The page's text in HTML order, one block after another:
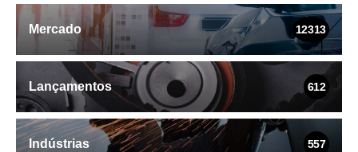
Mercado 12313
Lançamentos 612
Indústrias 557